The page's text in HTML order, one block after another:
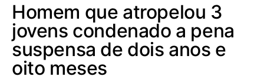
Homem que atropelou 3
jovens condenado a pena
suspensa de dois anos e
oito meses